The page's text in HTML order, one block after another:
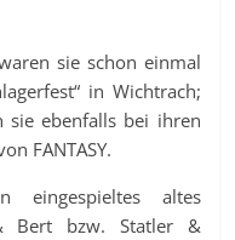
sie schon einmal
in Wichtrach;
sie ebenfalls bei ihren
FANTASY.
altes
Bert bzw. Statler &